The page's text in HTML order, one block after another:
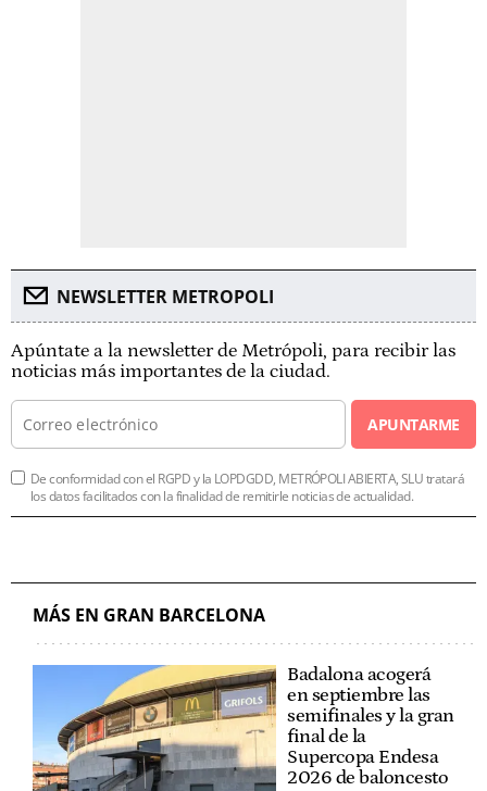
NEWSLETTER METROPOLI
Apúntate a la newsletter de Metrópoli, para recibir las
noticias más importantes de la ciudad.
APUNTARME
De conformidad con el RGPD y la LOPDGDD, METRÓPOLI ABIERTA, SLU tratará
los datos facilitados con la finalidad de remitirle noticias de actualidad.
MÁS EN GRAN BARCELONA
Badalona acogerá
en septiembre las
semifinales y la gran
final de la
Supercopa Endesa
2026 de baloncesto